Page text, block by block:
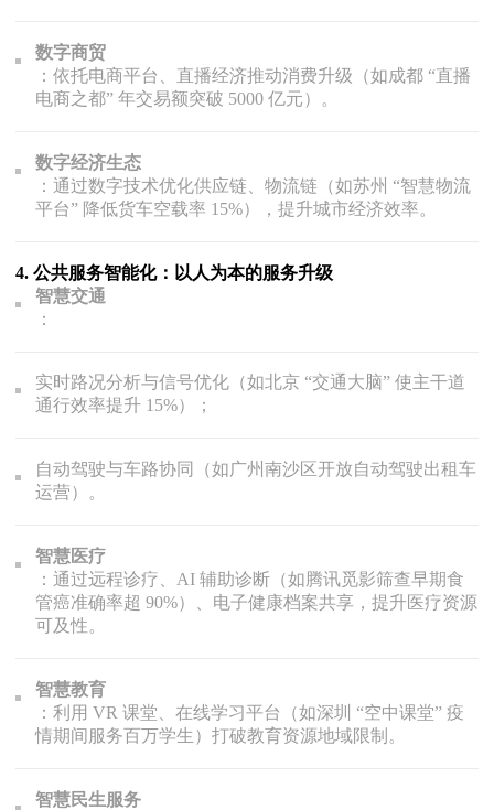
数字商贸
：依托电商平台、直播经济推动消费升级（如成都 “直播
电商之都” 年交易额突破 5000 亿元）。
数字经济生态
：通过数字技术优化供应链、物流链（如苏州 “智慧物流
平台” 降低货车空载率 15%），提升城市经济效率。
4.公共服务智能化：以人为本的服务升级
智慧交通
：
实时路况分析与信号优化（如北京 “交通大脑” 使主干道
通行效率提升 15%）；
自动驾驶与车路协同（如广州南沙区开放自动驾驶出租车
运营）。
智慧医疗
：通过远程诊疗、AI 辅助诊断（如腾讯觅影筛查早期食
管癌准确率超 90%）、电子健康档案共享，提升医疗资源
可及性。
智慧教育
：利用 VR 课堂、在线学习平台（如深圳 “空中课堂” 疫
情期间服务百万学生）打破教育资源地域限制。
智慧民生服务